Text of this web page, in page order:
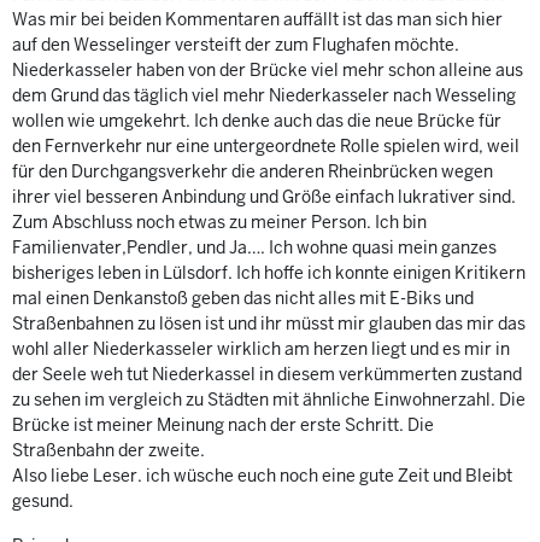
Was mir bei beiden Kommentaren auffällt ist das man sich hier
auf den Wesselinger versteift der zum Flughafen möchte.
Niederkasseler haben von der Brücke viel mehr schon alleine aus
dem Grund das täglich viel mehr Niederkasseler nach Wesseling
wollen wie umgekehrt. Ich denke auch das die neue Brücke für
den Fernverkehr nur eine untergeordnete Rolle spielen wird, weil
für den Durchgangsverkehr die anderen Rheinbrücken wegen
ihrer viel besseren Anbindung und Größe einfach lukrativer sind.
Zum Abschluss noch etwas zu meiner Person. Ich bin
Familienvater,Pendler, und Ja…. Ich wohne quasi mein ganzes
bisheriges leben in Lülsdorf. Ich hoffe ich konnte einigen Kritikern
mal einen Denkanstoß geben das nicht alles mit E-Biks und
Straßenbahnen zu lösen ist und ihr müsst mir glauben das mir das
wohl aller Niederkasseler wirklich am herzen liegt und es mir in
der Seele weh tut Niederkassel in diesem verkümmerten zustand
zu sehen im vergleich zu Städten mit ähnliche Einwohnerzahl. Die
Brücke ist meiner Meinung nach der erste Schritt. Die
Straßenbahn der zweite.
Also liebe Leser. ich wüsche euch noch eine gute Zeit und Bleibt
gesund.